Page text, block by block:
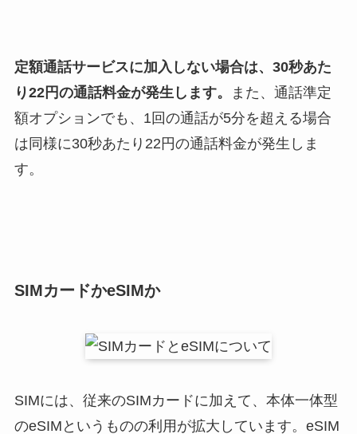
定額通話サービスに加入しない場合は、30秒あた
り22円の通話料金が発生します。
また、通話準定
額オプションでも、1回の通話が5分を超える場合
は同様に30秒あたり22円の通話料金が発生しま
す。
SIMカードかeSIMか
SIMには、従来のSIMカードに加えて、本体一体型
のeSIMというものの利用が拡大しています。eSIM